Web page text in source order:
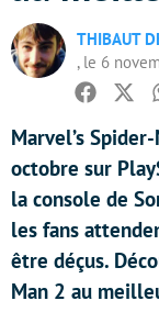
THIBAUT
, le 6
Facebook
Marvel’s
octobre sur
la console de
les fans
être déçus.
Man 2 au